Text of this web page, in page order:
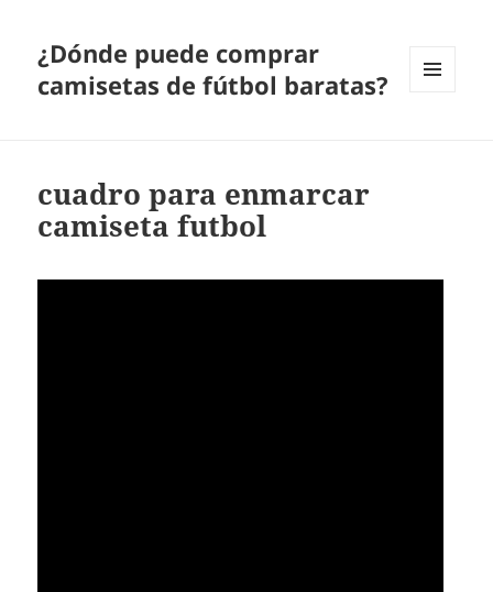
¿Dónde puede comprar
camisetas de fútbol baratas?
cuadro para enmarcar
camiseta futbol